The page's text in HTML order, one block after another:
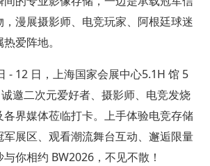
漫展摄影师、电竞玩家、阿根廷球迷
爱阵地。
- 12 日，上海国家会展中心5.1H 馆 5
邀二次元爱好者、摄影师、电竞发烧
界媒体莅临打卡。上手体验电竞存储
展区、观看潮流舞台互动、邂逅限量
你相约 BW2026，不见不散！